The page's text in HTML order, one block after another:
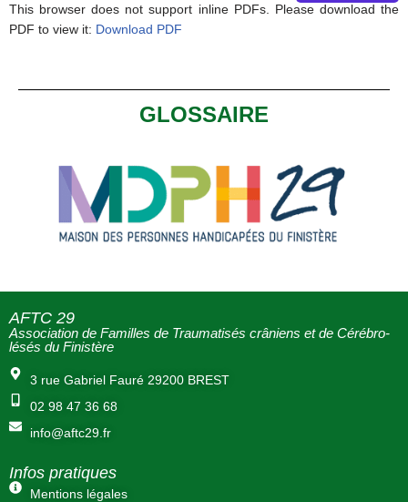
This browser does not support inline PDFs. Please download the
PDF to view it: Download PDF
GLOSSAIRE
AFTC 29
Association de Familles de Traumatisés crâniens et de Cérébro-
lésés du Finistère
3 rue Gabriel Fauré 29200 BREST
02 98 47 36 68
info@aftc29.fr
Infos pratiques
Mentions légales